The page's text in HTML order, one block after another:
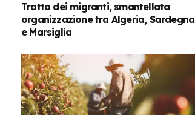
Tratta dei migranti, smantellata
organizzazione tra Algeria, Sardegna
e Marsiglia